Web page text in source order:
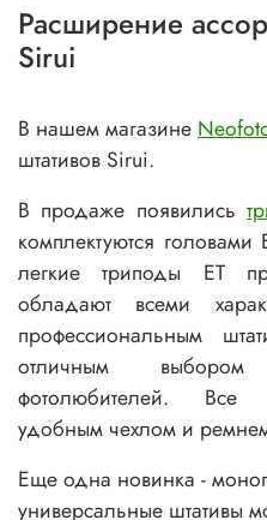
Расширение
Sirui
В нашем магазине
штативов Sirui.
В продаже появились
комплектуются
легкие триподы ET
обладают всеми
профессиональным
отличным
фотолюбителей. Все
удобным чехлом и
Еще одна новинка -
универсальные штативы